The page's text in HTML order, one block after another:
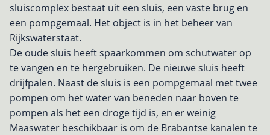
sluiscomplex bestaat uit een sluis, een vaste brug en
een pompgemaal. Het object is in het beheer van
Rijkswaterstaat.
De oude sluis heeft spaarkommen om schutwater op
te vangen en te hergebruiken. De nieuwe sluis heeft
drijfpalen. Naast de sluis is een pompgemaal met twee
pompen om het water van beneden naar boven te
pompen als het een droge tijd is, en er weinig
Maaswater beschikbaar is om de Brabantse kanalen te